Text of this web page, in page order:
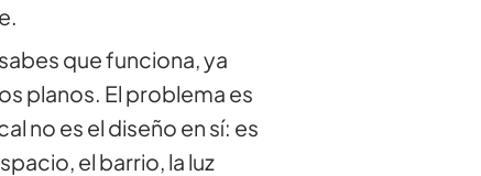
que funciona, ya
planos. El problema es
no es el diseño en sí: es
el barrio, la luz